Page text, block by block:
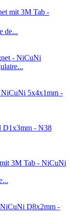
de...
5x4x1mm -
D1x3mm - N38
D8x2mm -